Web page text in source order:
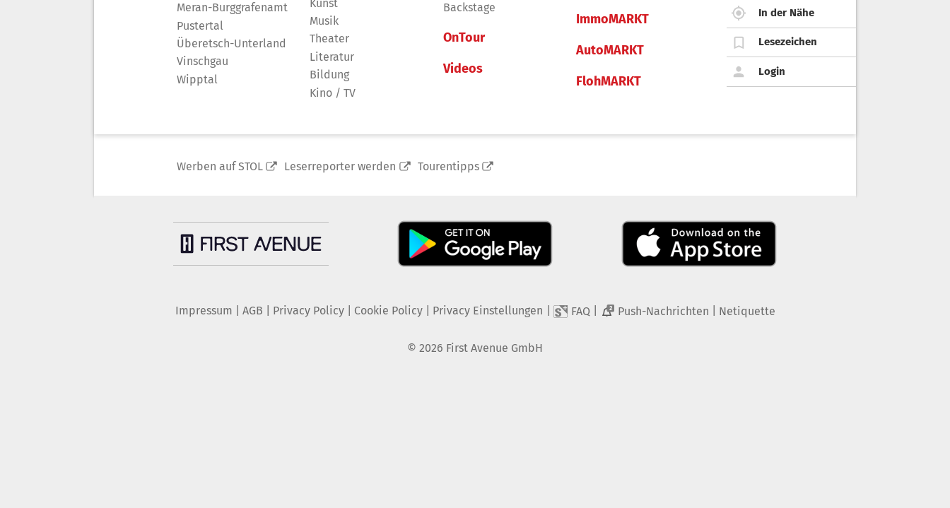
Meran-Burggrafenamt
Pustertal
Überetsch-Unterland
Vinschgau
Wipptal
Kunst
Musik
Theater
Literatur
Bildung
Kino / TV
Backstage
OnTour
Videos
ImmoMARKT
AutoMARKT
FlohMARKT
In der Nähe
Lesezeichen
Login
Werben auf STOL Leserreporter werden Tourentipps
Impressum AGB Privacy Policy| Cookie Policy| Privacy Einstellungen FAQ 2 Push-Nachrichten Netiquette
© 2026 First Avenue GmbH